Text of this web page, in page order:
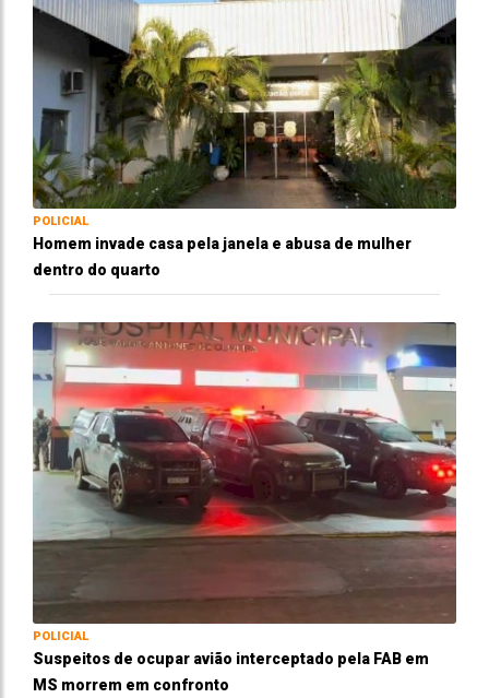
POLICIAL
Homem invade casa pela janela e abusa de mulher
dentro do quarto
POLICIAL
Suspeitos de ocupar avião interceptado pela FAB em
MS morrem em confronto